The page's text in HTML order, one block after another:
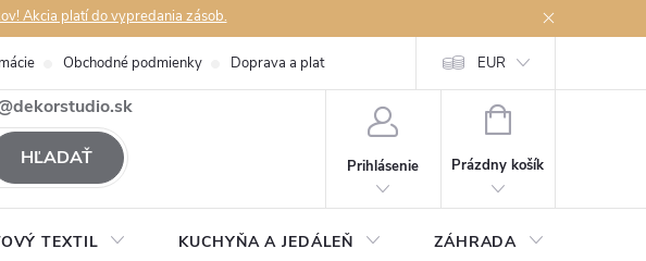
Akcia platí do vypredania zásob.
Obchodné podmienky Doprava a platby Podmienky ochrany osobných údajov
EUR
HĽADAŤ Prihlásenie
NÁKUPNÝ
Prázdny košík
TEXTIL KUCHYŇA A JEDÁLEŇ ZÁHRADA